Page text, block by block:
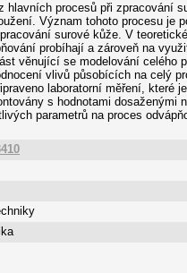
hlavních procesů při zpracování
Význam tohoto procesu je
surové kůže. V
probíhají a zároveň na
věnující se modelování celého
vlivů působících na celý
laboratorní měření, které
s hodnotami dosaženými
parametrů na proces